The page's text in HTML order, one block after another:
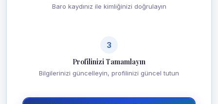
Baro kaydınız ile kimliğinizi doğrulayın
3
Profilinizi Tamamlayın
Bilgilerinizi güncelleyin, profilinizi güncel tutun